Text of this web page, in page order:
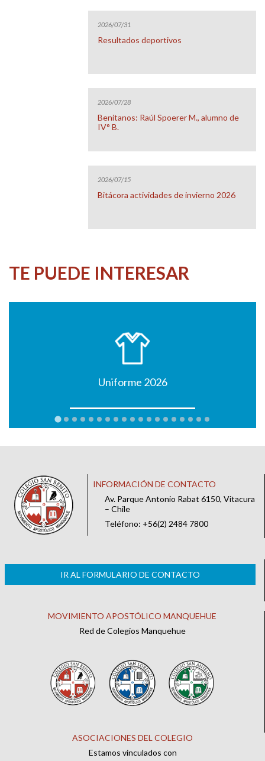
2026/07/31
Resultados deportivos
2026/07/28
Benitanos: Raúl Spoerer M., alumno de
IV° B.
2026/07/15
Bitácora actividades de invierno 2026
TE PUEDE INTERESAR
Uniforme 2026
INFORMACIÓN DE CONTACTO
Av. Parque Antonio Rabat 6150, Vitacura
– Chile
Teléfono: +56(2) 2484 7800
IR AL FORMULARIO DE CONTACTO
MOVIMIENTO APOSTÓLICO MANQUEHUE
Red de Colegios Manquehue
ASOCIACIONES DEL COLEGIO
Estamos vinculados con